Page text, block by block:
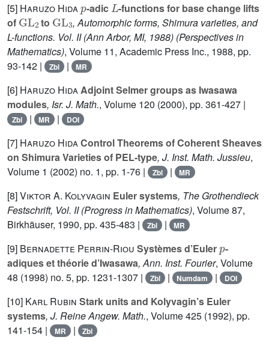
[5] Haruzo Hida -adic
-functions for base change lifts
of
GL2
to
GL3
, Automorphic forms, Shimura varieties, and
L-functions. Vol. II (Ann Arbor, MI, 1988) (Perspectives in
Mathematics), Volume 11, Academic Press Inc., 1988, pp.
93-142 |
Zbl | MR
[6] Haruzo Hida Adjoint Selmer groups as Iwasawa
modules, Isr. J. Math., Volume 120 (2000), pp. 361-427 |
Zbl | MR | DOI
[7] Haruzo Hida Control Theorems of Coherent Sheaves
on Shimura Varieties of PEL-type, J. Inst. Math. Jussieu,
Volume 1 (2002) no. 1, pp. 1-76 | Zbl | MR
[8]Viktor A. Kolyvagin Euler systems, The Grothendieck
Festschrift, Vol. II(Progress in Mathematics), Volume 87,
Birkhäuser, 1990, pp. 435-483 |
Zbl | MR
[9] Bernadette Perrin-Riou Systèmes d’Euler -
adiques et théorie d’Iwasawa, Ann. Inst. Fourier, Volume
48 (1998) no. 5, pp. 1231-1307 | Zbl | Numdam | DOI
[10] Karl Rubin Stark units and Kolyvagin’s Euler
systems, J. Reine Angew. Math., Volume 425 (1992), pp.
141-154 |
MR | Zbl